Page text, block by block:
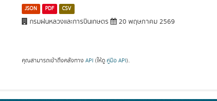
JSON PDF CSV
กรมฝนหลวงและการบินเกษตร 20 พฤษภาคม 2569
คุณสามารถเข้าถึงคลังทาง API (ให้ดู คู่มือ API).